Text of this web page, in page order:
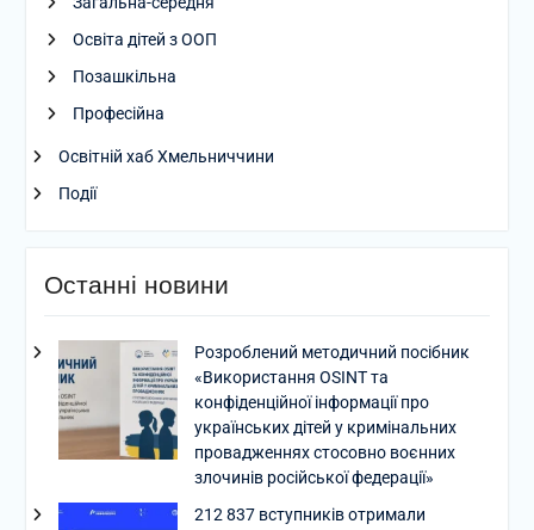
Освіта дітей з ООП
Позашкільна
Професійна
Освітній хаб Хмельниччини
Події
Останні новини
Розроблений методичний посібник
«Використання OSINT та
конфіденційної інформації про
українських дітей у кримінальних
провадженнях стосовно воєнних
злочинів російської федерації»
212 837 вступників отримали